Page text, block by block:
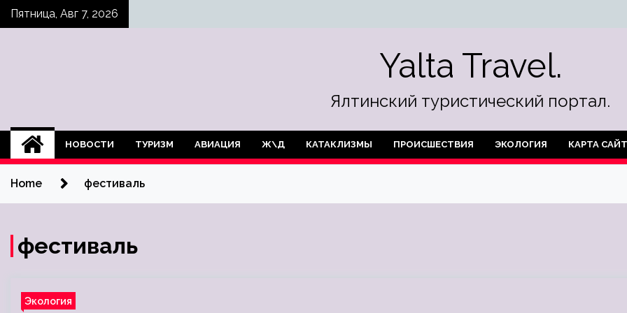
SkipПятница, Авг 7, 2026
Yalta Travel.
Ялтинский туристический портал.
НОВОСТИ ТУРИЗМ АВИАЦИЯ Ж\Д КАТАКЛИЗМЫ ПРОИСШЕСТВИЯ ЭКОЛОГИЯ КАРТА
Home фестиваль
фестиваль
Экология